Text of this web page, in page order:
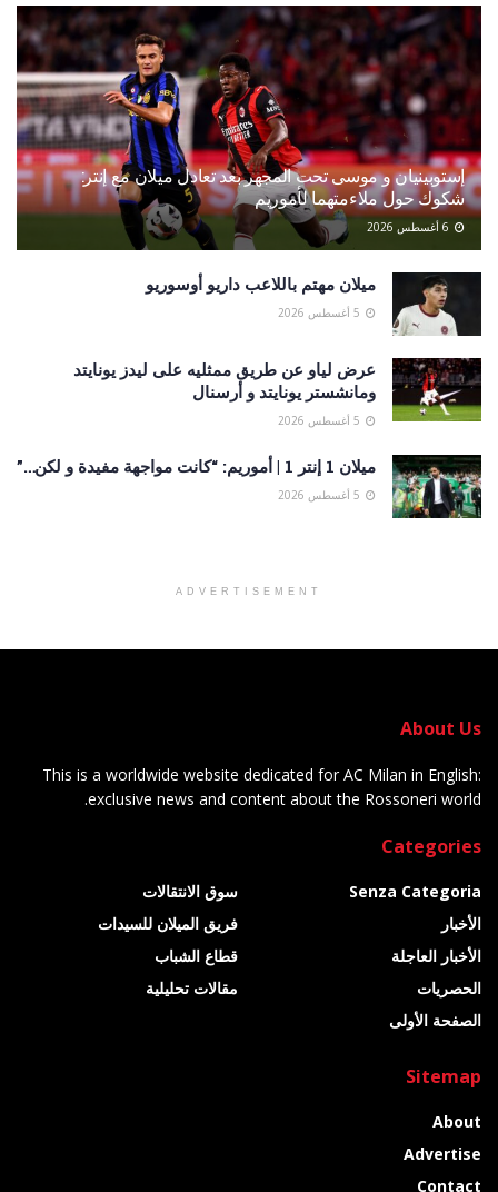
إستوبينيان و موسى تحت المجهر بعد تعادل ميلان مع إنتر:
شكوك حول ملاءمتهما لأموريم
ميلان مهتم باللاعب داريو أوسوريو
عرض لياو عن طريق ممثليه على ليدز يونايتد
ومانشستر يونايتد و أرسنال
ميلان 1 إنتر 1 | أموريم: “كانت مواجهة مفيدة و لكن…”
ADVERTISEMENT
About Us
This is a worldwide website dedicated for AC Milan in English:
exclusive news and content about the Rossoneri world.
Categories
Senza Categoria
الأخبار
الأخبار العاجلة
الحصريات
الصفحة الأولى
سوق الانتقالات
فريق الميلان للسيدات
قطاع الشباب
مقالات تحليلية
Sitemap
About
Advertise
Contact